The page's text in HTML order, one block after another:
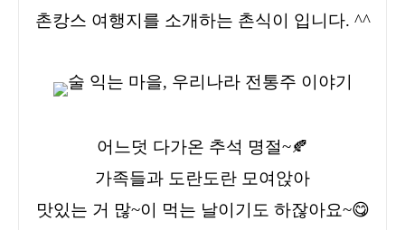
촌캉스 여행지를 소개하는 촌식이 입니다. ^^
어느덧 다가온 추석 명절~🍂
가족들과 도란도란 모여앉아
맛있는 거 많~이 먹는 날이기도 하잖아요~😋